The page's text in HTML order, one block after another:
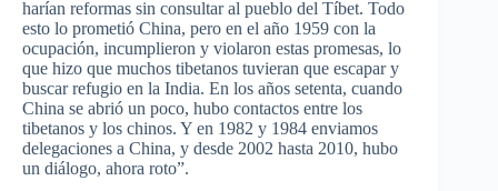
harían reformas sin consultar al pueblo del Tíbet. Todo
esto lo prometió China, pero en el año 1959 con la
ocupación, incumplieron y violaron estas promesas, lo
que hizo que muchos tibetanos tuvieran que escapar y
buscar refugio en la India. En los años setenta, cuando
China se abrió un poco, hubo contactos entre los
tibetanos y los chinos. Y en 1982 y 1984 enviamos
delegaciones a China, y desde 2002 hasta 2010, hubo
un diálogo, ahora roto”.